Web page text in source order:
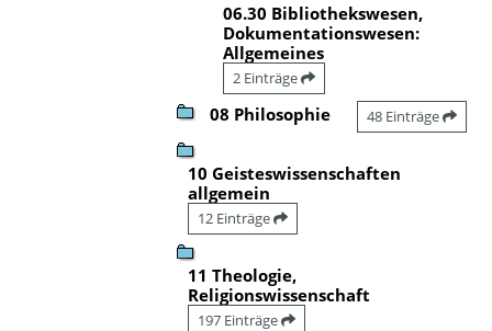
06.30 Bibliothekswesen,
Dokumentationswesen:
Allgemeines
2 Einträge
08 Philosophie 48 Einträge
10 Geisteswissenschaften
allgemein
12 Einträge
11 Theologie,
Religionswissenschaft
197 Einträge